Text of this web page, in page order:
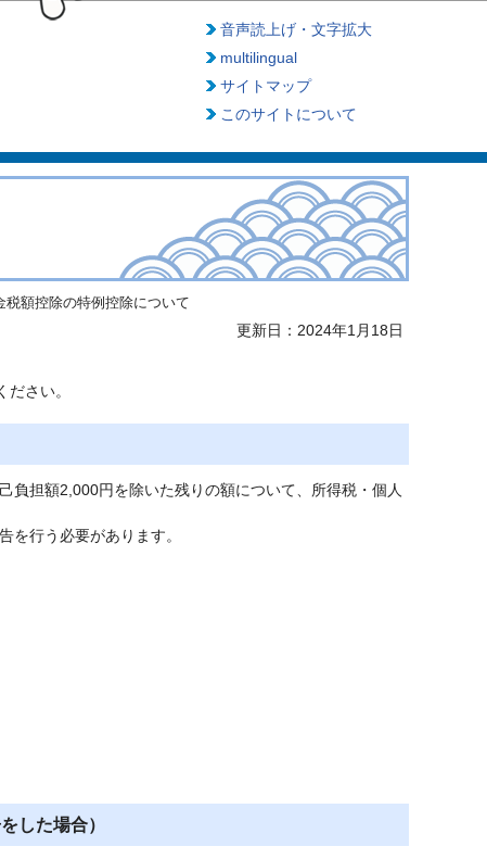
音声読上げ・文字拡大
multilingual
サイトマップ
このサイトについて
額控除の特例控除について
更新日：2024年1月18日
さい。
負担額2,000円を除いた残りの額について、所得税・個人
を行う必要があります。
した場合）